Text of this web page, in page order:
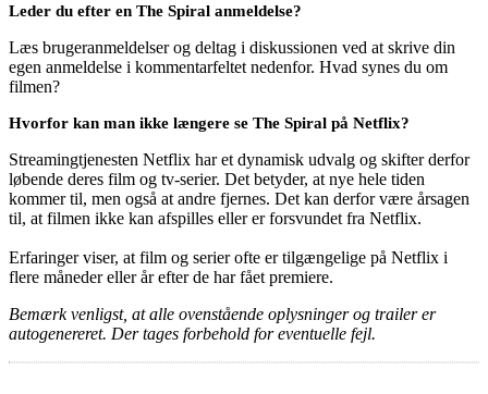
Leder du efter en The Spiral anmeldelse?
Læs brugeranmeldelser og deltag i diskussionen ved at skrive din
egen anmeldelse i kommentarfeltet nedenfor. Hvad synes du om
filmen?
Hvorfor kan man ikke længere se The Spiral på Netflix?
Streamingtjenesten Netflix har et dynamisk udvalg og skifter derfor
løbende deres film og tv-serier. Det betyder, at nye hele tiden
kommer til, men også at andre fjernes. Det kan derfor være årsagen
til, at filmen ikke kan afspilles eller er forsvundet fra Netflix.
Erfaringer viser, at film og serier ofte er tilgængelige på Netflix i
flere måneder eller år efter de har fået premiere.
Bemærk venligst, at alle ovenstående oplysninger og trailer er
autogenereret. Der tages forbehold for eventuelle fejl.